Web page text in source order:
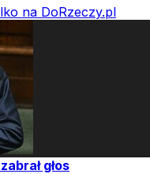
na DoRzeczy.pl
głos